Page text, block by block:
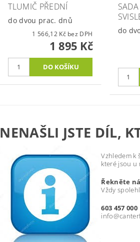
TLUMIČ PŘEDNÍ
do dvou prac. dnů
1 566,12 Kč bez DPH
1 895 Kč
do
NENAŠLI JSTE DÍL,
Vzhledem k
které jsou u
Řekněte
Vždy
603 457 000